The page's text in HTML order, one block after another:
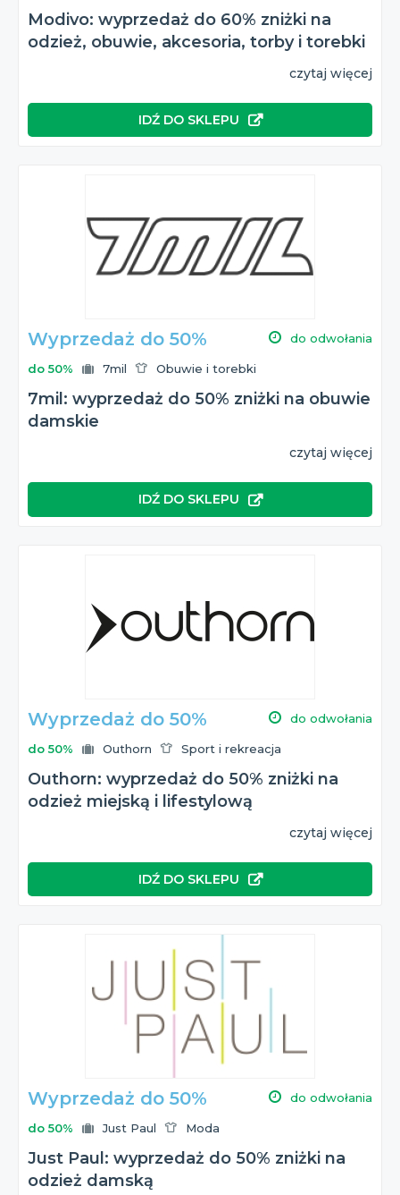
Modivo: wyprzedaż do 60% zniżki na
odzież, obuwie, akcesoria, torby i torebki
czytaj więcej
IDŹ DO SKLEPU
Wyprzedaż do 50% do odwołania
do 50% 7mil Obuwie i torebki
7mil: wyprzedaż do 50% zniżki na obuwie
damskie
czytaj więcej
IDŹ DO SKLEPU
Wyprzedaż do 50% do odwołania
do 50% Outhorn Sport i rekreacja
Outhorn: wyprzedaż do 50% zniżki na
odzież miejską i lifestylową
czytaj więcej
IDŹ DO SKLEPU
Wyprzedaż do 50% do odwołania
do 50% Just Paul Moda
Just Paul: wyprzedaż do 50% zniżki na
odzież damską